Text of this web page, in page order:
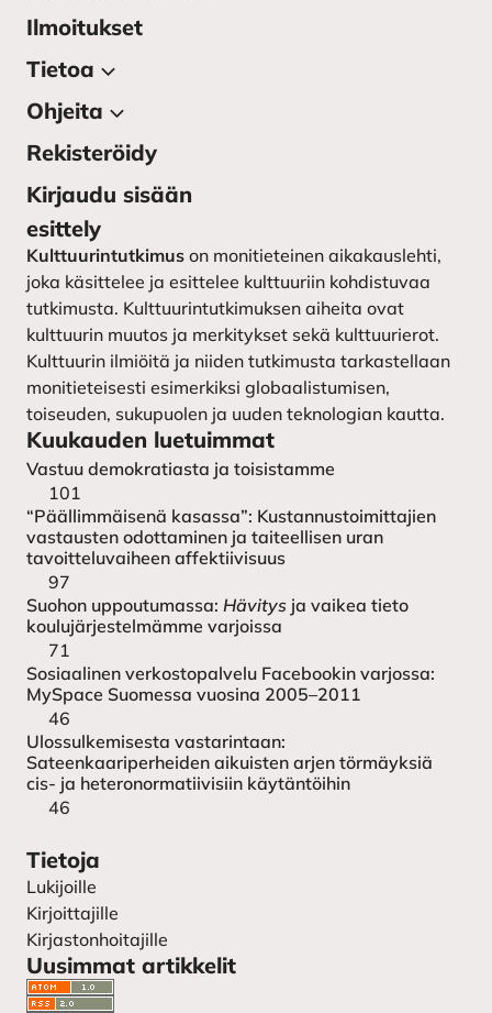
Ilmoitukset
Tietoa
Tietoa julkaisusta
Lehden toimitus
Kulttuurintutkimuksen
seura
Ohjeita
Kirjoittajan ohjeet
Kirjoittajaohjeet ruotsiksi –
instruktioner till författarna
Lähetä käsikirjoitus
Rekisteröidy
Kirjaudu sisään
esittely
Kulttuurintutkimus on monitieteinen aikakauslehti,
joka käsittelee ja esittelee kulttuuriin kohdistuvaa
tutkimusta. Kulttuurintutkimuksen aiheita ovat
kulttuurin muutos ja merkitykset sekä kulttuurierot.
Kulttuurin ilmiöitä ja niiden tutkimusta tarkastellaan
monitieteisesti esimerkiksi globaalistumisen,
toiseuden, sukupuolen ja uuden teknologian kautta.
Kuukauden luetuimmat
Vastuu demokratiasta ja toisistamme
101
“Päällimmäisenä kasassa”: Kustannustoimittajien
vastausten odottaminen ja taiteellisen uran
tavoitteluvaiheen affektiivisuus
97
Suohon uppoutumassa: Hävitys ja vaikea tieto
koulujärjestelmämme varjoissa
71
Sosiaalinen verkostopalvelu Facebookin varjossa:
MySpace Suomessa vuosina 2005–2011
46
Ulossulkemisesta vastarintaan:
Sateenkaariperheiden aikuisten arjen törmäyksiä
cis- ja heteronormatiivisiin käytäntöihin
46
Tietoja
Lukijoille
Kirjoittajille
Kirjastonhoitajille
Uusimmat artikkelit